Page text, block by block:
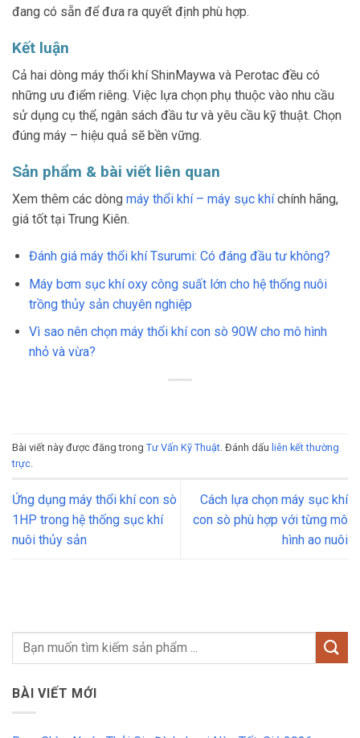
đang có sẵn để đưa ra quyết định phù hợp.
Kết luận
Cả hai dòng máy thổi khí ShinMaywa và Perotac đều có
những ưu điểm riêng. Việc lựa chọn phụ thuộc vào nhu cầu
sử dụng cụ thể, ngân sách đầu tư và yêu cầu kỹ thuật. Chọn
đúng máy – hiệu quả sẽ bền vững.
Sản phẩm & bài viết liên quan
Xem thêm các dòng máy thổi khí – máy sục khíchính hãng,
giá tốt tại Trung Kiên.
Đánh giá máy thổi khí Tsurumi: Có đáng đầu tư không?
Máy bơm sục khí oxy công suất lớn cho hệ thống nuôi
trồng thủy sản chuyên nghiệp
Vì sao nên chọn máy thổi khí con sò 90W cho mô hình
nhỏ và vừa?
Bài viết này được đăng trong Tư Vấn Kỹ Thuật . Đánh dấu liên kết thường
trực
Ứng dụng máy thổi khí con sò
1HP trong hệ thống sục khí
nuôi thủy sản
Cách lựa chọn máy sục khí
con sò phù hợp với từng mô
hình ao nuôi
BÀI VIẾT MỚI